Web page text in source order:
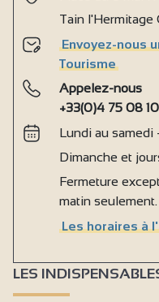
Tain l'Hermitage
Envoyez-nous
Tourisme
Appelez-nous
+33(0)4 75 08
Lundi au samedi
Dimanche et
Fermeture
matin seulement.
Les horaires à
LES